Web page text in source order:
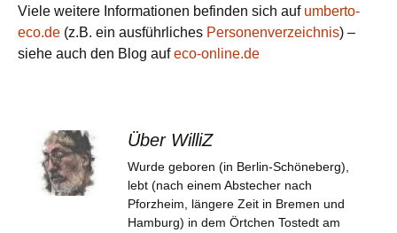
Viele weitere Informationen befinden sich auf umberto-
eco.de (z.B. ein ausführliches Personenverzeichnis) –
siehe auch den Blog aufeco-online.de
Über WilliZ
Wurde geboren (in Berlin-Schöneberg),
lebt (nach einem Abstecher nach
Pforzheim, längere Zeit in Bremen und
Hamburg) in dem Örtchen Tostedt am